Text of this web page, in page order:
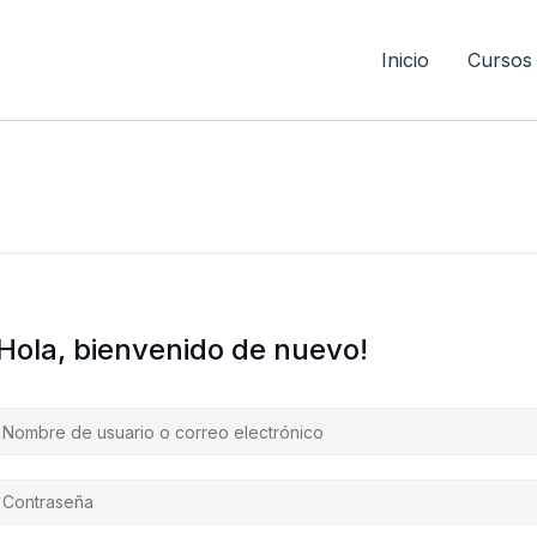
Inicio Cursos
bienvenido de nuevo!